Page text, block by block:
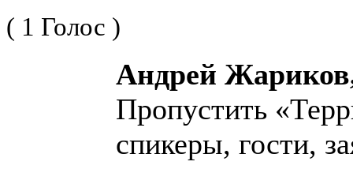
( 1 Голос )
Андрей
Пропустить
спикеры, гости,